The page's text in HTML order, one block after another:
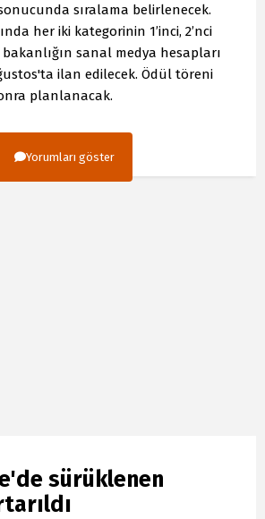
sıralama belirlenecek.
her iki kategorinin 1’inci, 2’nci
bakanlığın sanal medya hesapları
ilan edilecek. Ödül töreni
planlanacak.
Yorumları göster
sürüklenen